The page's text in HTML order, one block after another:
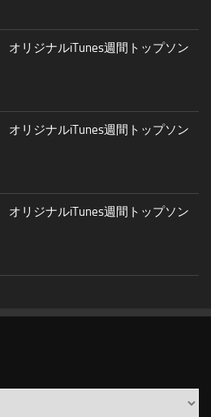
リジナルiTunes週間トップソン
リジナルiTunes週間トップソン
リジナルiTunes週間トップソン